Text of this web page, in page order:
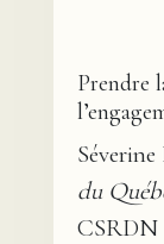
Prendre
Séverine
du
CSRDN